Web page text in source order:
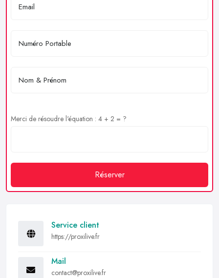
Merci de résoudre l'équation : 4 + 2 = ?
Réserver
Service client
https://proxilive.fr
Mail
contact@proxilive.fr